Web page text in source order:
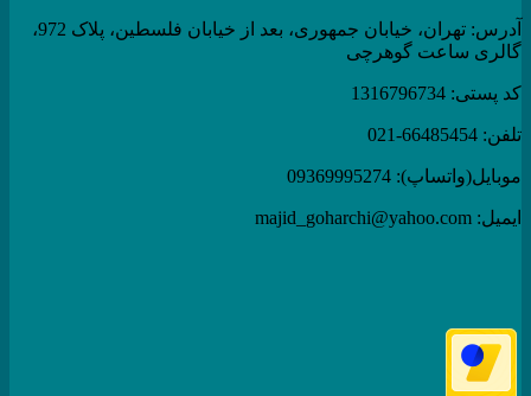
آدرس: تهران، خیابان جمهوری، بعد از خیابان فلسطین، پلاک 972،
گالری ساعت گوهرچی
کد پستی: 1316796734
تلفن: 66485454-021
موبایل(واتساپ): 09369995274
ایمیل: majid_goharchi@yahoo.com